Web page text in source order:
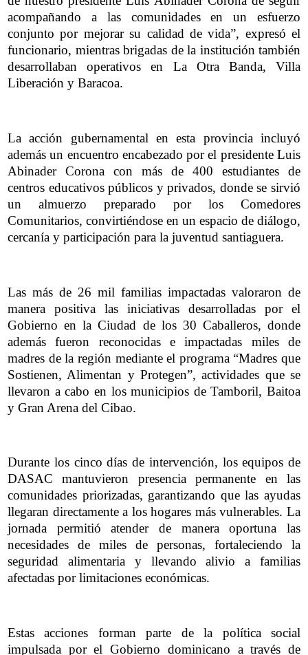
acompañando a las comunidades en un esfuerzo
conjunto por mejorar su calidad de vida”, expresó el
funcionario, mientras brigadas de la institución también
desarrollaban operativos en La Otra Banda, Villa
Liberación y Baracoa.
La acción gubernamental en esta provincia incluyó
además un encuentro encabezado por el presidente Luis
Abinader Corona con más de 400 estudiantes de
centros educativos públicos y privados, donde se sirvió
un almuerzo preparado por los Comedores
Comunitarios, convirtiéndose en un espacio de diálogo,
cercanía y participación para la juventud santiaguera.
Las más de 26 mil familias impactadas valoraron de
manera positiva las iniciativas desarrolladas por el
Gobierno en la Ciudad de los 30 Caballeros, donde
además fueron reconocidas e impactadas miles de
madres de la región mediante el programa “Madres que
Sostienen, Alimentan y Protegen”, actividades que se
llevaron a cabo en los municipios de Tamboril, Baitoa
y Gran Arena del Cibao.
Durante los cinco días de intervención, los equipos de
DASAC mantuvieron presencia permanente en las
comunidades priorizadas, garantizando que las ayudas
llegaran directamente a los hogares más vulnerables. La
jornada permitió atender de manera oportuna las
necesidades de miles de personas, fortaleciendo la
seguridad alimentaria y llevando alivio a familias
afectadas por limitaciones económicas.
Estas acciones forman parte de la política social
impulsada por el Gobierno dominicano a través de